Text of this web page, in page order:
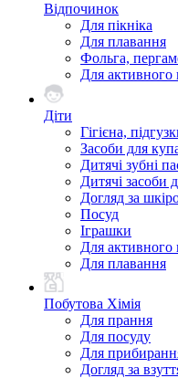
Відпочинок
Для пікніка
Для плавання
Фольга,
Для активного
Діти
Гігієна,
Засоби для
Дитячі зубні
Дитячі засоби
Догляд за
Посуд
Іграшки
Для активного
Для плавання
Побутова Хімія
Для прання
Для посуду
Для
Догляд за